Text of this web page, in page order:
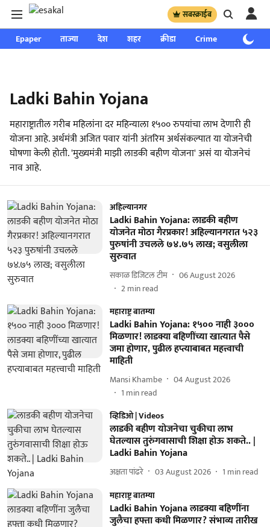
सबस्क्राईब
Epaper ताज्या देश शहर क्रीडा Crime साप्ताहिक
Ladki Bahin Yojana
महाराष्ट्रातील गरीब महिलांना दर महिन्याला १५०० रुपयांचा लाभ देणारी ही
योजना आहे. अर्थमंत्री अजित पवार यांनी अंतरिम अर्थसंकल्पात या योजनेची
घोषणा केली होती. 'मुख्यमंत्री माझी लाडकी बहीण योजना' असं या योजनेचं
नाव आहे.
अहिल्यानगर
Ladki Bahin Yojana: लाडकी बहीण
योजनेत मोठा गैरप्रकार! अहिल्यानगरात ५२३
पुरुषांनी उचलले ७४.७५ लाख; वसुलीला
सुरुवात
सकाळ डिजिटल टीम
06 August 2026
2min read
महाराष्ट्र बातम्या
Ladki Bahin Yojana: १५०० नाही ३०००
मिळणार! लाडक्या बहिणींच्या खात्यात पैसे
जमा होणार, पुढील हप्त्याबाबत महत्त्वाची
माहिती
Mansi Khambe
04 August 2026
1 min read
व्हिडिओ | Videos
लाडकी बहीण योजनेचा चुकीचा लाभ
घेतल्यास तुरुंगवासाची शिक्षा होऊ शकते.. |
Ladki Bahin Yojana
अक्षता पांढरे 03 August 2026 1 min read
महाराष्ट्र बातम्या
Ladki Bahin Yojana लाडक्या बहिणींना
जुलैचा हफ्ता कधी मिळणार? संभाव्य तारीख